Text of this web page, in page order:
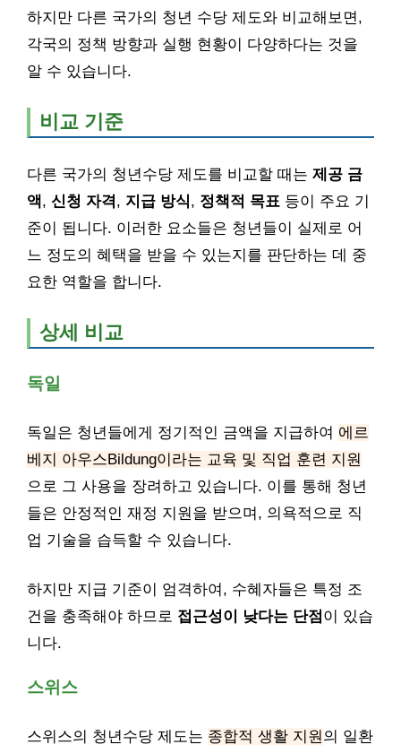
하지만 다른 국가의 청년 수당 제도와 비교해보면,
각국의 정책 방향과 실행 현황이 다양하다는 것을
알 수 있습니다.
비교 기준
다른 국가의 청년수당 제도를 비교할 때는 제공 금
액, 신청 자격, 지급 방식, 정책적 목표 등이 주요 기
준이 됩니다. 이러한 요소들은 청년들이 실제로 어
느 정도의 혜택을 받을 수 있는지를 판단하는 데 중
요한 역할을 합니다.
상세 비교
독일
독일은 청년들에게 정기적인 금액을 지급하여 에르
베지 아우스Bildung이라는 교육 및 직업 훈련 지원
으로 그 사용을 장려하고 있습니다. 이를 통해 청년
들은 안정적인 재정 지원을 받으며, 의욕적으로 직
업 기술을 습득할 수 있습니다.
하지만 지급 기준이 엄격하여, 수혜자들은 특정 조
건을 충족해야 하므로 접근성이 낮다는 단점이 있습
니다.
스위스
스위스의 청년수당 제도는 종합적 생활 지원 의 일환